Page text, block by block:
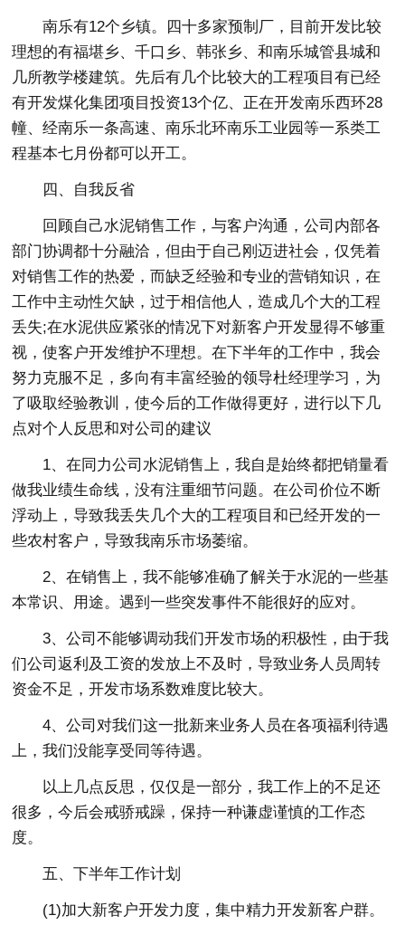
南乐有12个乡镇。四十多家预制厂，目前开发比较
理想的有福堪乡、千口乡、韩张乡、和南乐城管县城和
几所教学楼建筑。先后有几个比较大的工程项目有已经
有开发煤化集团项目投资13个亿、正在开发南乐西环28
幢、经南乐一条高速、南乐北环南乐工业园等一系类工
程基本七月份都可以开工。
四、自我反省
回顾自己水泥销售工作，与客户沟通，公司内部各
部门协调都十分融洽，但由于自己刚迈进社会，仅凭着
对销售工作的热爱，而缺乏经验和专业的营销知识，在
工作中主动性欠缺，过于相信他人，造成几个大的工程
丢失;在水泥供应紧张的情况下对新客户开发显得不够重
视，使客户开发维护不理想。在下半年的工作中，我会
努力克服不足，多向有丰富经验的领导杜经理学习，为
了吸取经验教训，使今后的工作做得更好，进行以下几
点对个人反思和对公司的建议
1、在同力公司水泥销售上，我自是始终都把销量看
做我业绩生命线，没有注重细节问题。在公司价位不断
浮动上，导致我丢失几个大的工程项目和已经开发的一
些农村客户，导致我南乐市场萎缩。
2、在销售上，我不能够准确了解关于水泥的一些基
本常识、用途。遇到一些突发事件不能很好的应对。
3、公司不能够调动我们开发市场的积极性，由于我
们公司返利及工资的发放上不及时，导致业务人员周转
资金不足，开发市场系数难度比较大。
4、公司对我们这一批新来业务人员在各项福利待遇
上，我们没能享受同等待遇。
以上几点反思，仅仅是一部分，我工作上的不足还
很多，今后会戒骄戒躁，保持一种谦虚谨慎的工作态
度。
五、下半年工作计划
(1)加大新客户开发力度，集中精力开发新客户群。